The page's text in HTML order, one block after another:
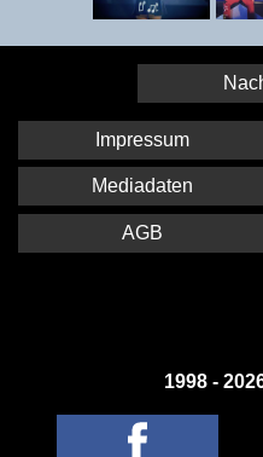
1998 -
Impressum
Mediadaten
AGB